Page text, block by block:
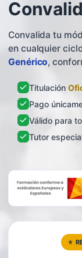
Convalida tu
en cualquier
Genérico,
Titulación
Pago
Válido para
Tutor
⭐